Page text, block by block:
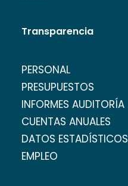
Transparencia
PERSONAL
PRESUPUESTOS
INFORMES AUDITORÍA
CUENTAS ANUALES
DATOS ESTADÍSTICOS
EMPLEO